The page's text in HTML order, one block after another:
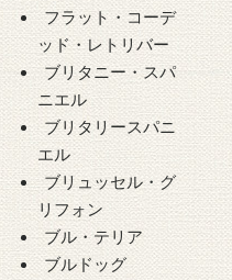
フラット・コーデ
ッド・レトリバー
ブリタニー・スパ
ニエル
ブリタリースパニ
エル
ブリュッセル・グ
リフォン
ブル・テリア
ブルドッグ